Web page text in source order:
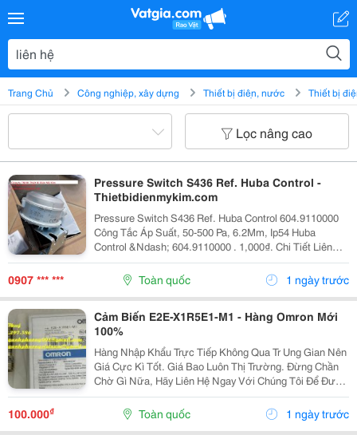
Trang Chủ Công nghiệp, xây dựng Thiết bị điện, nước Thiết bị
Lọc nâng cao
Pressure Switch S436 Ref. Huba Control -
Thietbidienmykim.com
Pressure Switch S436 Ref. Huba Control 604.9110000
Công Tắc Áp Suất, 50-500 Pa, 6.2Mm, Ip54 Huba
Control &Ndash; 604.9110000 . 1,000₫. Chi Tiết Liên
Hệ. Công Ty Tnhh Thiết Bị Điện Mỹ Kim,
Http://Thietbidienmykim.com/ Chuyên Nhập Khẩu Và...
0907 *** *** Toàn quốc 1 ngày trước
Cảm Biến E2E-X1R5E1-M1 - Hàng Omron Mới
100%
Hàng Nhập Khẩu Trực Tiếp Không Qua Tr Ung Gian Nên
Giá Cực Kì Tốt. Giá Bao Luôn Thị Trường. Đừng Chần
Chờ Gì Nữa, Hãy Liên Hệ Ngay Với Chúng Tôi Để Được
Hỗ Trợ Và Báo Giá Chi Tiết Nhất . ☘️ Ms. Nguyễn Thuý
100.000₫ Toàn quốc 1 ngày trước